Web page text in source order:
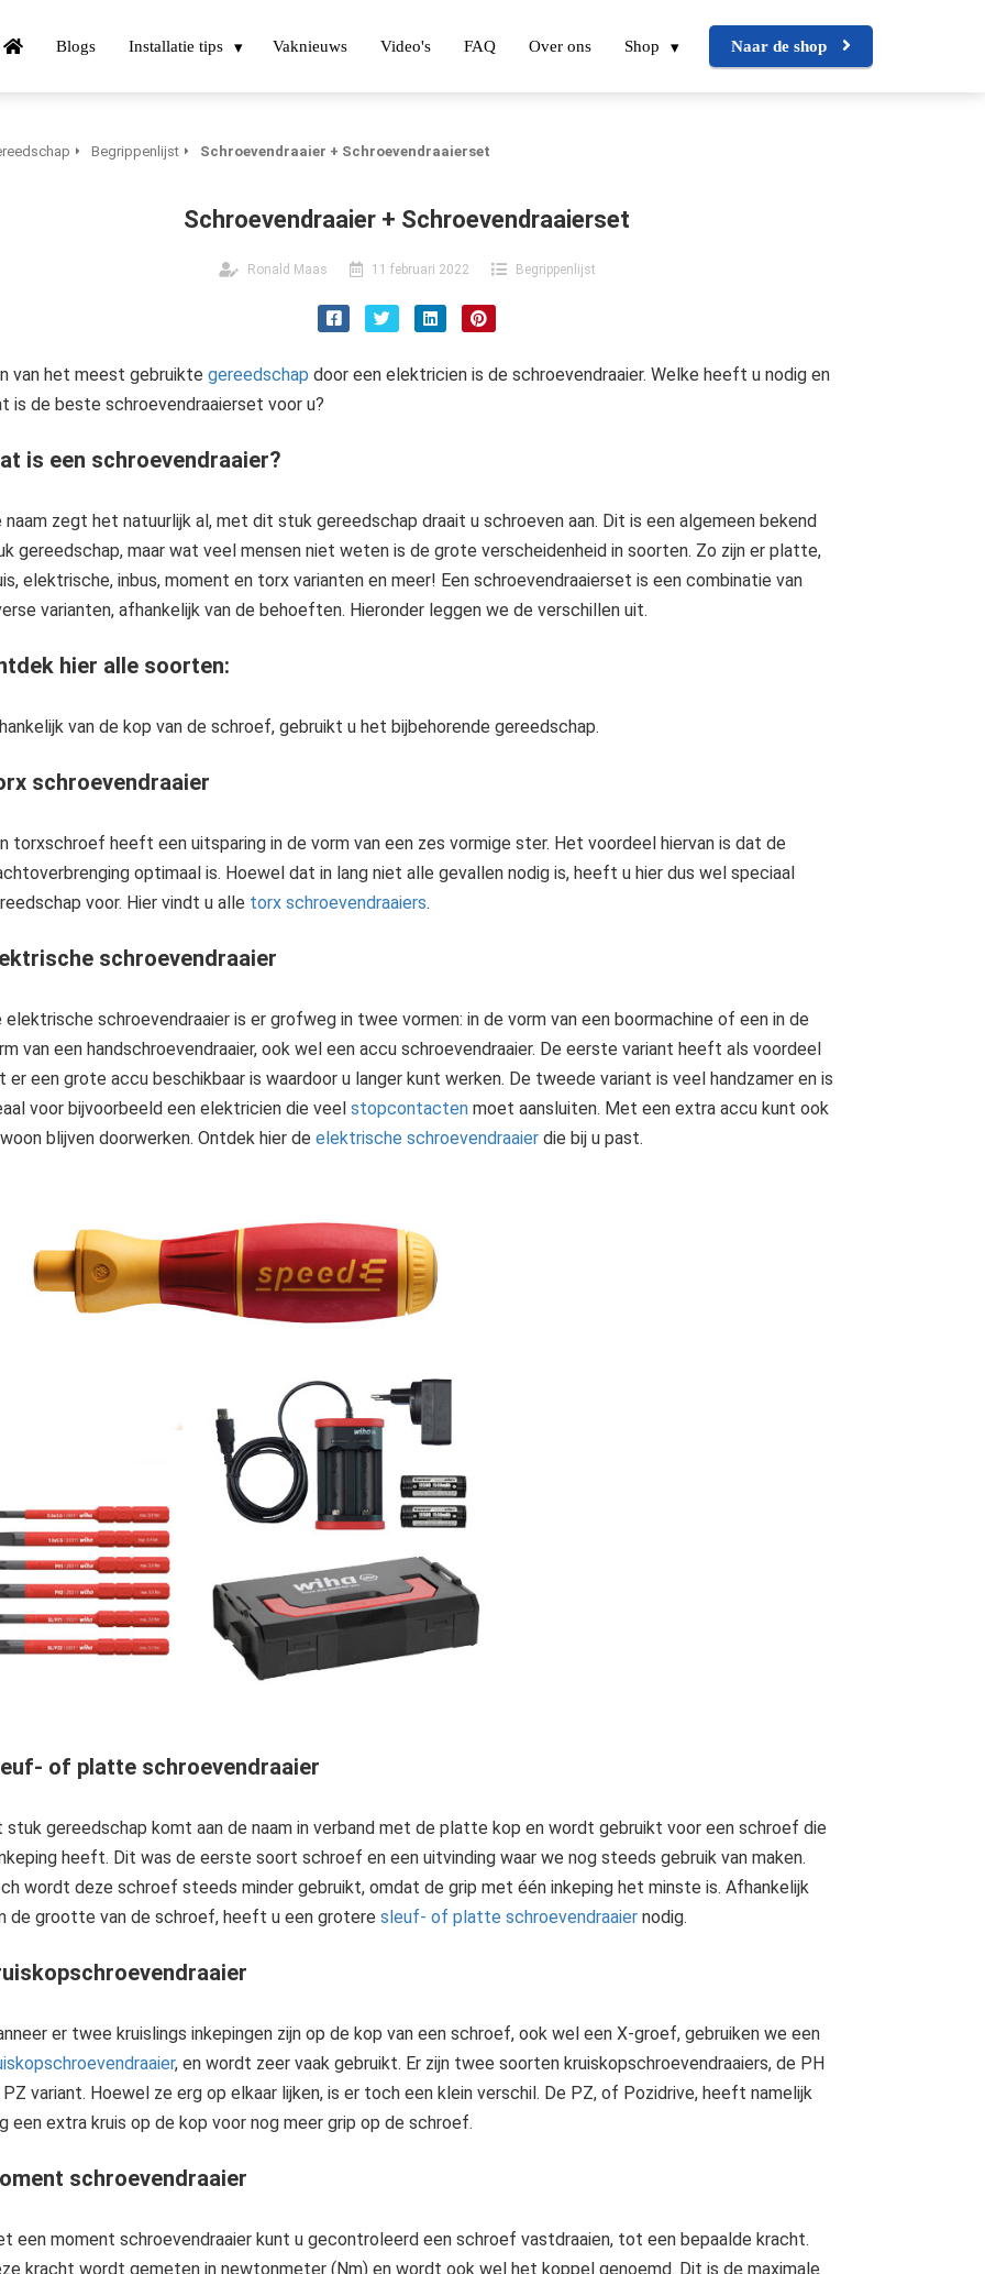
Blogs Installatie tips Vaknieuws Video's FAQ Over ons Shop Naar de shop
Begrippenlijst Schroevendraaier + Schroevendraaierset
Schroevendraaier + Schroevendraaierset
Ronald Maas 11 februari 2022 Begrippenlijst
van het meest gebruikte gereedschap door een elektricien is de schroevendraaier. Welke heeft u nodig en
is de beste schroevendraaierset voor u?
is een schroevendraaier?
naam zegt het natuurlijk al, met dit stuk gereedschap draait u schroeven aan. Dit is een algemeen bekend
gereedschap, maar wat veel mensen niet weten is de grote verscheidenheid in soorten. Zo zijn er platte,
elektrische, inbus, moment en torx varianten en meer! Een schroevendraaierset is een combinatie van
varianten, afhankelijk van de behoeften. Hieronder leggen we de verschillen uit.
hier alle soorten:
van de kop van de schroef, gebruikt u het bijbehorende gereedschap.
schroevendraaier
torxschroef heeft een uitsparing in de vorm van een zes vormige ster. Het voordeel hiervan is dat de
optimaal is. Hoewel dat in lang niet alle gevallen nodig is, heeft u hier dus wel speciaal
voor. Hier vindt u alle torx schroevendraaiers.
schroevendraaier
elektrische schroevendraaier is er grofweg in twee vormen: in de vorm van een boormachine of een in de
van een handschroevendraaier, ook wel een accu schroevendraaier. De eerste variant heeft als voordeel
er een grote accu beschikbaar is waardoor u langer kunt werken. De tweede variant is veel handzamer en is
voor bijvoorbeeld een elektricien die veel stopcontactenmoet aansluiten. Met een extra accu kunt ook
blijven doorwerken. Ontdek hier de elektrische schroevendraaierdie bij u past.
of platte schroevendraaier
stuk gereedschap komt aan de naam in verband met de platte kop en wordt gebruikt voor een schroef die
heeft. Dit was de eerste soort schroef en een uitvinding waar we nog steeds gebruik van maken.
wordt deze schroef steeds minder gebruikt, omdat de grip met één inkeping het minste is. Afhankelijk
de grootte van de schroef, heeft u een grotere sleuf- of platte schroevendraaiernodig.
er twee kruislings inkepingen zijn op de kop van een schroef, ook wel een X-groef, gebruiken we een
, en wordt zeer vaak gebruikt. Er zijn twee soorten kruiskopschroevendraaiers, de PH
variant. Hoewel ze erg op elkaar lijken, is er toch een klein verschil. De PZ, of Pozidrive, heeft namelijk
een extra kruis op de kop voor nog meer grip op de schroef.
schroevendraaier
een moment schroevendraaier kunt u gecontroleerd een schroef vastdraaien, tot een bepaalde kracht.
kracht wordt gemeten in newtonmeter (Nm) en wordt ook wel het koppel genoemd. Dit is de maximale